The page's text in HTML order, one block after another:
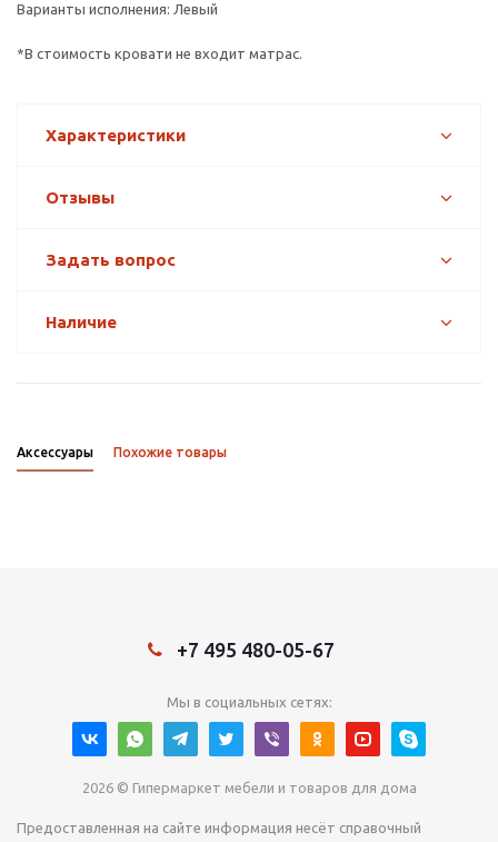
Варианты исполнения: Левый
*В стоимость кровати не входит матрас.
Характеристики
Отзывы
Задать вопрос
Наличие
Аксессуары Похожие товары
+7 495 480-05-67
Мы в социальных сетях:
2026 © Гипермаркет мебели и товаров для дома
Предоставленная на сайте информация несёт справочный